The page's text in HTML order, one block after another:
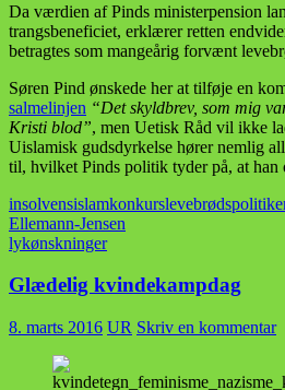
Da værdien af Pinds ministerpension
trangsbeneficiet, erklærer retten
betragtes som mangeårig forvænt
Søren Pind ønskede her at tilføje en
salmelinjen “Det skyldbrev, som mig
Kristi blod”, men Uetisk Råd vil ikke
Uislamisk gudsdyrkelse hører nemlig
til, hvilket Pinds politik tyder på, at han
insolvensislamkonkurs
Ellemann-Jensen
lykønskninger
Glædelig kvindekampdag
8. marts 2016 UR Skriv en kommentar